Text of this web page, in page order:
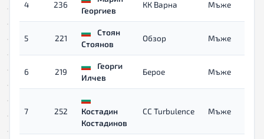
4 236
Георгиев
КК Варна Мъже
5 221
Стоян
Стоянов
Обзор Мъже
6 219
Георги
Илчев
Берое Мъже
7 252
Костадин
Костадинов
CC Turbulence Мъже